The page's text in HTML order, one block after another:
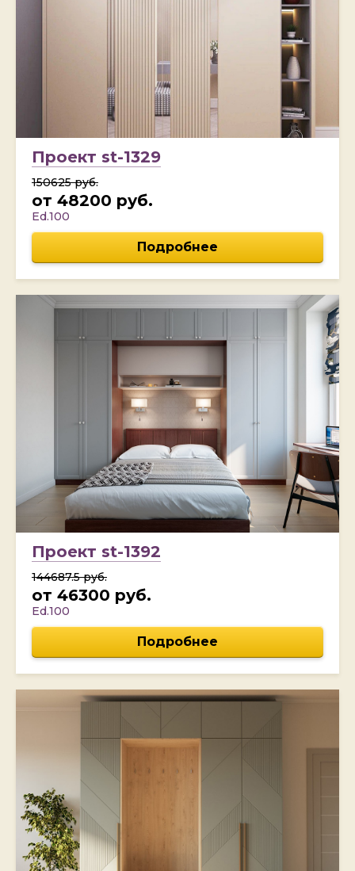
Проект st-1329
150625 руб.
от 48200 руб.
Ed.100
Подробнее
Проект st-1392
144687.5 руб.
от 46300 руб.
Ed.100
Подробнее